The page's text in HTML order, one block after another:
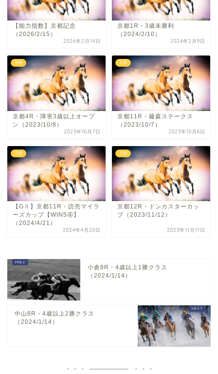
【能力指数】京都記念
（2026/2/15）
2026年2月14日
京都1R・3歳未勝利
（2024/2/10）
2024年2月9日
京都
京都4R・障害3歳以上オープ
ン（2023/10/8）
2023年10月7日
京都
京都11R・藤森ステークス
（2023/10/7）
2023年10月6日
京都
【GⅡ】京都11R・読売マイラ
ーズカップ【WIN5④】
（2024/4/21）
2024年4月20日
京都
京都12R・ドンカスターカッ
プ（2023/11/12）
2023年11月11日
小倉8R・4歳以上1勝クラス
（2024/1/14）
中山8R・4歳以上2勝クラス
（2024/1/14）